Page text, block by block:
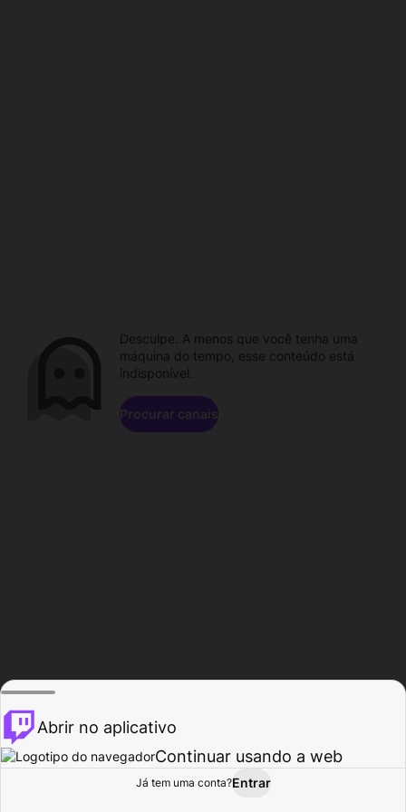
Procurar Atividade
Desculpe. A menos que você tenha uma
máquina do tempo, esse conteúdo está
indisponível.
Procurar canais
Abrir no aplicativo
Continuar usando a web
Já tem uma conta?Entrar